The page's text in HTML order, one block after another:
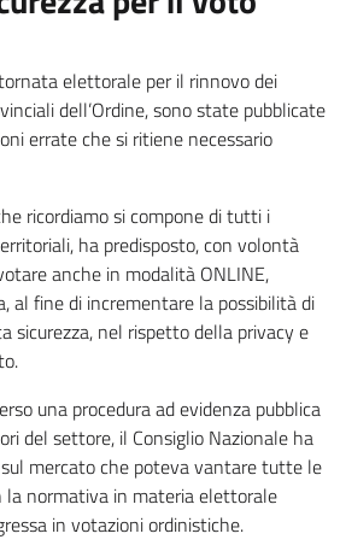
elettorale per il rinnovo dei
dell’Ordine, sono state pubblicate
errate che si ritiene necessario
ricordiamo si compone di tutti i
ha predisposto, con volontà
anche in modalità ONLINE,
al fine di incrementare la possibilità di
sicurezza, nel rispetto della privacy e
una procedura ad evidenza pubblica
del settore, il Consiglio Nazionale ha
mercato che poteva vantare tutte le
la normativa in materia elettorale
in votazioni ordinistiche.